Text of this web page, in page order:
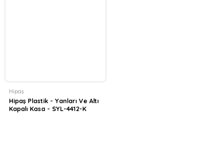
Hipaş
Hipaş Plastik - Yanları Ve Altı
Kapalı Kasa - SYL-4412-K